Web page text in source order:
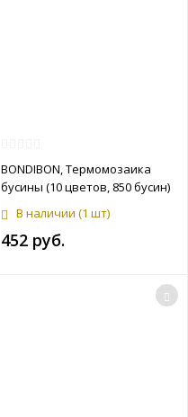
BONDIBON, Термомозаика
бусины (10 цветов, 850 бусин)
В наличии (1 шт)
452 руб.